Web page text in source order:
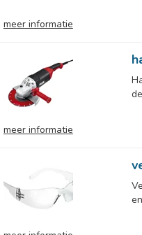
meer informatie
meer informatie